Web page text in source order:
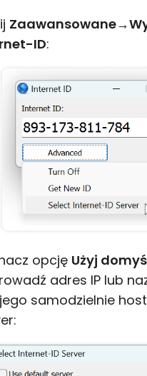
Zaawansowane→
ID:
opcję Użyj
adres IP lub
samodzielnie